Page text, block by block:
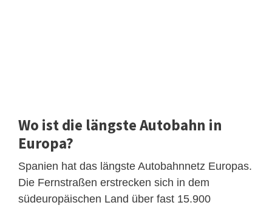
Wo ist die längste Autobahn in
Europa?
Spanien hat das längste Autobahnnetz Europas.
Die Fernstraßen erstrecken sich in dem
südeuropäischen Land über fast 15.900